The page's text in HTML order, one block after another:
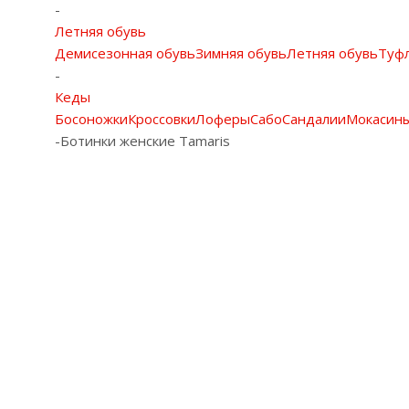
-
Летняя обувь
Демисезонная обувьЗимняя обувьЛетняя обувь
-
Кеды
БосоножкиКроссовкиЛоферыСабоСандалии
-Ботинки женские Tamaris